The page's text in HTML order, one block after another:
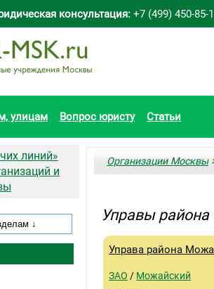
консультация: +7 (499) 450-85-
улицам Вопрос юристу Статьи
Организации Москвы
Управы
Управа района
ЗАО / Можайский
линий»
и